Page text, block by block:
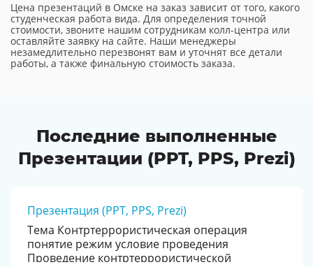
Цена презентаций в Омске на заказ зависит от того, какого
студенческая работа вида. Для определения точной
стоимости, звоните нашим сотрудникам колл-центра или
оставляйте заявку на сайте. Наши менеджеры
незамедлительно перезвонят вам и уточнят все детали
работы, а также финальную стоимость заказа.
Последние выполненные
Презентации (PPT, PPS, Prezi)
Презентация (PPT, PPS, Prezi)
Тема Контртеррористическая операция
понятие режим условие проведения
Проведение контртеррористической